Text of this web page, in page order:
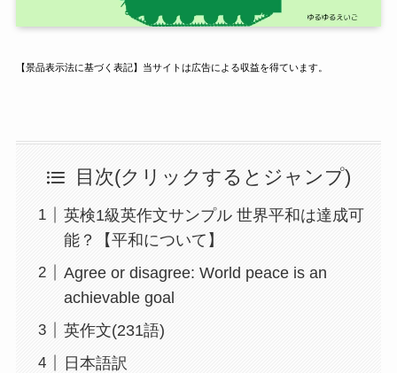
【景品表示法に基づく表記】当サイトは広告による収益を得ています。
目次(クリックするとジャンプ)
英検1級英作文サンプル 世界平和は達成可
能？【平和について】
Agree or disagree: World peace is an
achievable goal
英作文(231語)
日本語訳